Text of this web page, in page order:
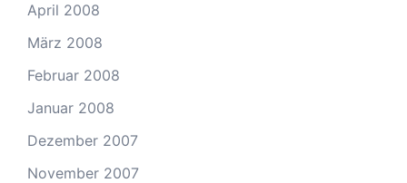
April 2008
März 2008
Februar 2008
Januar 2008
Dezember 2007
November 2007